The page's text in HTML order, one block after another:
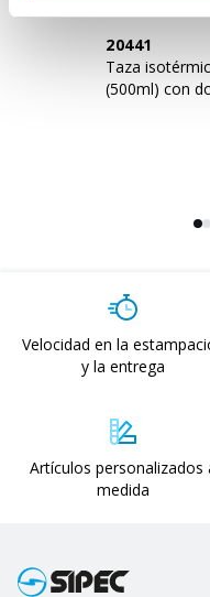
20441
Taza
(500ml) con
Velocidad en la
y la entrega
Artículos personalizados
medida